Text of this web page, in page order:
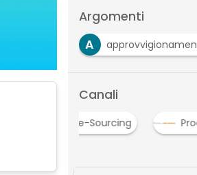
Argomenti
A
Canali
e-Sourcing